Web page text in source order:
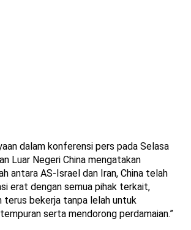
dalam konferensi pers pada Selasa
Luar Negeri China mengatakan
antara AS-Israel dan Iran, China telah
erat dengan semua pihak terkait,
terus bekerja tanpa lelah untuk
serta mendorong perdamaian.”